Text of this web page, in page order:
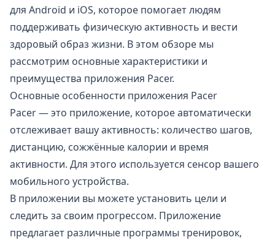
для Android и iOS, которое помогает людям
поддерживать физическую активность и вести
здоровый образ жизни. В этом обзоре мы
рассмотрим основные характеристики и
преимущества приложения Pacer.
Основные особенности приложения Pacer
Pacer — это приложение, которое автоматически
отслеживает вашу активность: количество шагов,
дистанцию, сожжённые калории и время
активности. Для этого используется сенсор вашего
мобильного устройства.
В приложении вы можете установить цели и
следить за своим прогрессом. Приложение
предлагает различные программы тренировок,